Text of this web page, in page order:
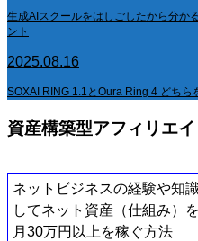
生成AIスクールをはしごしたから分か
ント
2025.08.16
SOXAI RING 1.1とOura Ring 4 どちら
資産構築型アフィリエイ
ネットビジネスの経験や知
してネット資産（仕組み）
月30万円以上を稼ぐ方法